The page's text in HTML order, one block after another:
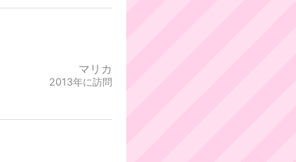
マリカ
2013年に訪問